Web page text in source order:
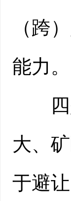
（跨
能力。
四是
大、
于避